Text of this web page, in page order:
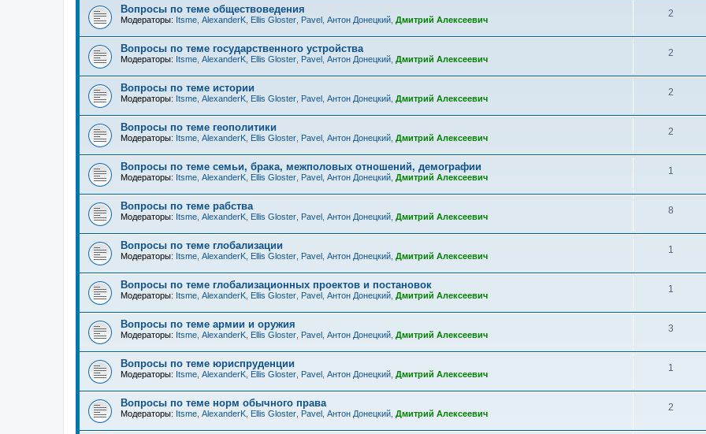
Вопросы по теме обществоведения
Модераторы: Itsme AlexanderK Ellis Gloster Pavel Антон Донецкий Дмитрий Алексеевич
2
Вопросы по теме государственного устройства
Модераторы: Itsme AlexanderK Ellis Gloster Pavel Антон Донецкий Дмитрий Алексеевич
2
Вопросы по теме истории
Модераторы: Itsme AlexanderK Ellis Gloster Pavel Антон Донецкий Дмитрий Алексеевич
2
Вопросы по теме геополитики
Модераторы: Itsme AlexanderK Ellis Gloster Pavel Антон Донецкий Дмитрий Алексеевич
2
Вопросы по теме семьи, брака, межполовых отношений, демографии
Модераторы: Itsme AlexanderK Ellis Gloster Pavel Антон Донецкий Дмитрий Алексеевич
1
Вопросы по теме рабства
Модераторы: Itsme AlexanderK Ellis Gloster Pavel Антон Донецкий Дмитрий Алексеевич
8
Вопросы по теме глобализации
Модераторы: Itsme AlexanderK Ellis Gloster Pavel Антон Донецкий Дмитрий Алексеевич
1
Вопросы по теме глобализационных проектов и постановок
Модераторы: Itsme AlexanderK Ellis Gloster Pavel Антон Донецкий Дмитрий Алексеевич
1
Вопросы по теме армии и оружия
Модераторы: Itsme AlexanderK Ellis Gloster Pavel Антон Донецкий Дмитрий Алексеевич
3
Вопросы по теме юриспруденции
Модераторы: Itsme AlexanderK Ellis Gloster Pavel Антон Донецкий Дмитрий Алексеевич
1
Вопросы по теме норм обычного права
Модераторы: Itsme AlexanderK Ellis Gloster Pavel Антон Донецкий Дмитрий Алексеевич
2